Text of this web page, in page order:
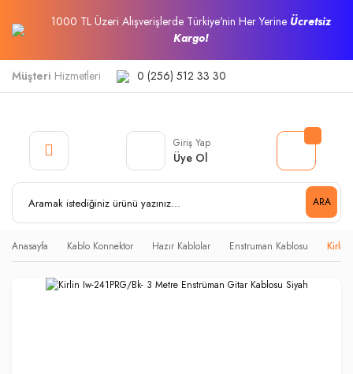
1000 TL Üzeri Alışverişlerde Türkiye'nin Her Yerine Ücretsiz
Kargo!
Müşteri Hizmetleri 0 (256) 512 33 30
ARA
Giriş Yap
Üye Ol
Anasayfa Kablo Konnektor Hazır Kablolar Enstruman Kablosu Kirlin